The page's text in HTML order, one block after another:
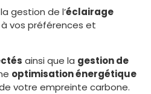
gestion de l’éclairage
vos préférences et
ainsi que la gestion de
optimisation énergétique
votre empreinte carbone.